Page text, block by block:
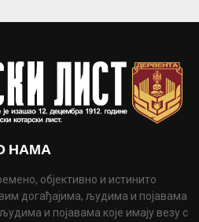
НАМА
објективно и истинито
догађајима, људима и појавама
и појавама које имају везу с